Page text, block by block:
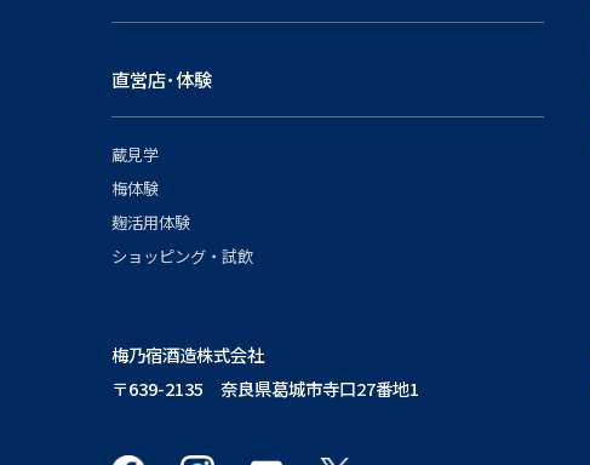
直営店･体験
蔵見学
梅体験
麹活用体験
ショッピング・試飲
梅乃宿酒造株式会社
〒639-2135 奈良県葛城市寺口27番地1